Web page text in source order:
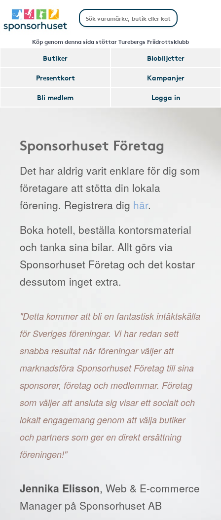
Köp genom denna sida stöttar Turebergs Friidrottsklubb
Butiker
Biobiljetter
Presentkort
Kampanjer
Bli medlem
Logga in
Sponsorhuset Företag
Det har aldrig varit enklare för dig som
företagare att stötta din lokala
förening. Registrera dig här.
Boka hotell, beställa kontorsmaterial
och tanka sina bilar. Allt görs via
Sponsorhuset Företag och det kostar
dessutom inget extra.
"Detta kommer att bli en fantastisk intäktskälla
för Sveriges föreningar. Vi har redan sett
snabba resultat när föreningar väljer att
marknadsföra Sponsorhuset Företag till sina
sponsorer, företag och medlemmar. Företag
som väljer att ansluta sig visar ett socialt och
lokalt engagemang genom att välja butiker
och partners som ger en direkt ersättning
föreningen!"
Jennika Elisson, Web & E-commerce
Manager på Sponsorhuset AB